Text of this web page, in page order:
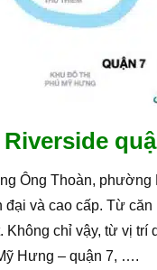
Ông Thoàn,
và cao cấp. Từ
Không chỉ vậy, từ vị
Hưng – quận 7, ….